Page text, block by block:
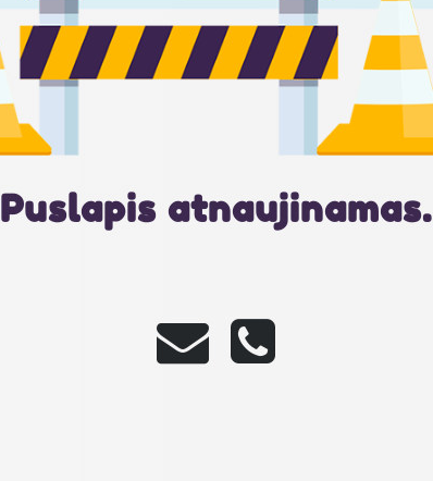
Puslapis atnaujinamas.